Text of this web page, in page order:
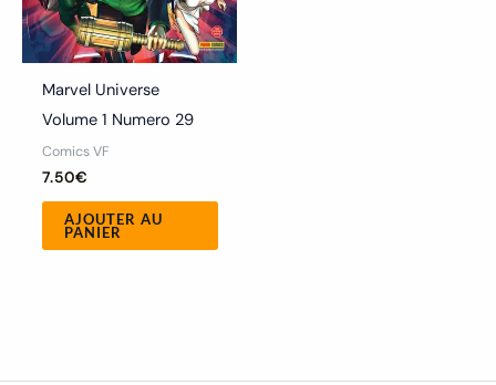
Marvel Universe
Volume 1 Numero 29
Comics VF
7.50€
AJOUTER AU
PANIER